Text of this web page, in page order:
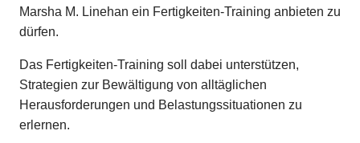
Marsha M. Linehan ein Fertigkeiten-Training anbieten zu
dürfen.
Das Fertigkeiten-Training soll dabei unterstützen,
Strategien zur Bewältigung von alltäglichen
Herausforderungen und Belastungssituationen zu
erlernen.